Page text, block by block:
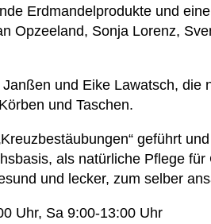
Erdmandelprodukte und
Opzeeland, Sonja Lorenz,
und Eike Lawatsch, die
und Taschen.
geführt
als natürliche Pflege
und lecker, zum selber
Uhr, Sa 9:00-13:00 Uhr